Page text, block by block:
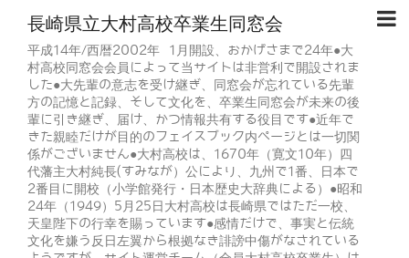
長崎県立大村高校卒業生同窓会
平成14年/西暦2002年 1月開設、おかげさまで24年●大
村高校同窓会会員によって当サイトは非営利で開設されま
した●大先輩の意志を受け継ぎ、同窓会が忘れている先輩
方の記憶と記録、そして文化を、卒業生同窓会が未来の後
輩に引き継ぎ、届け、かつ情報共有する役目です●近年で
きた親睦だけが目的のフェイスブック内ページとは一切関
係がございません●大村高校は、1670年（寛文10年）四
代藩主大村純長(すみなが）公により、九州で1番、日本で
2番目に開校（小学館発行・日本歴史大辞典による）●昭和
24年（1949）5月25日大村高校は長崎県ではただ一校、
天皇陛下の行幸を賜っています●感情だけで、事実と伝統
文化を嫌う反日左翼から根拠なき誹謗中傷がなされている